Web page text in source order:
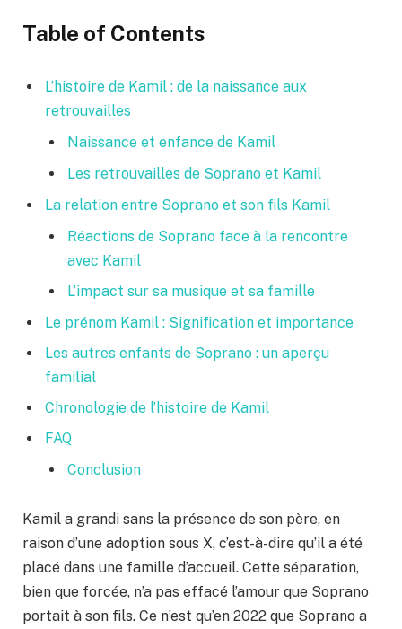
Table of Contents
L’histoire de Kamil : de la naissance aux
retrouvailles
Naissance et enfance de Kamil
Les retrouvailles de Soprano et Kamil
La relation entre Soprano et son fils Kamil
Réactions de Soprano face à la rencontre
avec Kamil
L’impact sur sa musique et sa famille
Le prénom Kamil : Signification et importance
Les autres enfants de Soprano : un aperçu
familial
Chronologie de l’histoire de Kamil
FAQ
Conclusion
Kamil a grandi sans la présence de son père, en
raison d’une adoption sous X, c’est-à-dire qu’il a été
placé dans une famille d’accueil. Cette séparation,
bien que forcée, n’a pas effacé l’amour que Soprano
portait à son fils. Ce n’est qu’en 2022 que Soprano a